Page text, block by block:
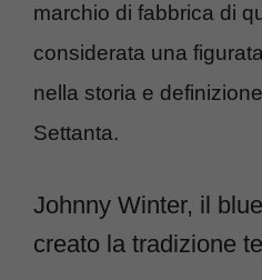
marchio di fabbrica di
considerata una
nella storia e
Settanta.
Johnny Winter, il
creato la tradizione